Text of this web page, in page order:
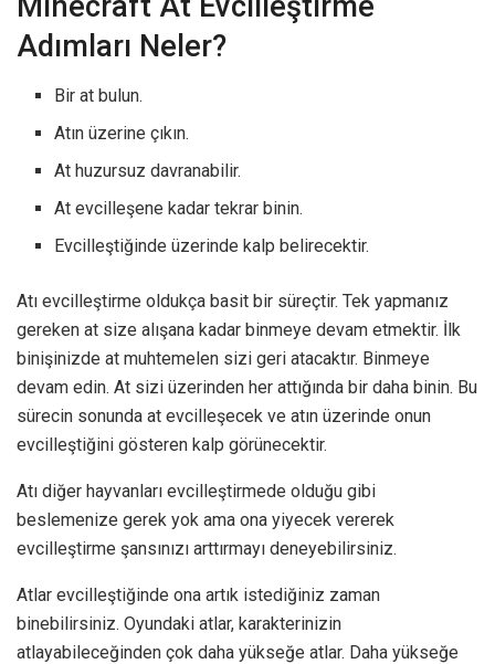
Adımları Neler?
Bir at bulun.
Atın üzerine çıkın.
At huzursuz davranabilir.
At evcilleşene kadar tekrar binin.
Evcilleştiğinde üzerinde kalp belirecektir.
Atı evcilleştirme oldukça basit bir süreçtir. Tek yapmanız
gereken at size alışana kadar binmeye devam etmektir. İlk
binişinizde at muhtemelen sizi geri atacaktır. Binmeye
devam edin. At sizi üzerinden her attığında bir daha binin. Bu
sürecin sonunda at evcilleşecek ve atın üzerinde onun
evcilleştiğini gösteren kalp görünecektir.
Atı diğer hayvanları evcilleştirmede olduğu gibi
beslemenize gerek yok ama ona yiyecek vererek
evcilleştirme şansınızı arttırmayı deneyebilirsiniz.
Atlar evcilleştiğinde ona artık istediğiniz zaman
binebilirsiniz. Oyundaki atlar, karakterinizin
atlayabileceğinden çok daha yükseğe atlar. Daha yükseğe